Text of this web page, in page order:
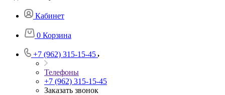
Кабинет
0 Корзина
+7 (962) 315-15-45
Телефоны
+7 (962) 315-15-45
Заказать звонок